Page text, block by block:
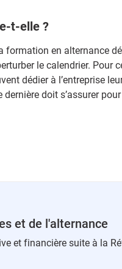
t-elle ?
formation en alternance
le calendrier. Pour
dédier à l’entreprise
dernière doit s’assurer
et de l'alternance
et financière suite à la